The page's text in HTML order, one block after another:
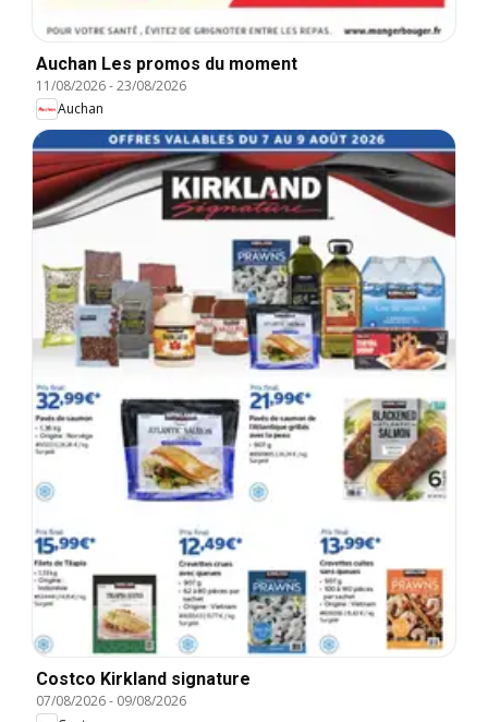
Auchan Les promos du moment
11/08/2026-23/08/2026
Auchan
Costco Kirkland signature
07/08/2026- 09/08/2026